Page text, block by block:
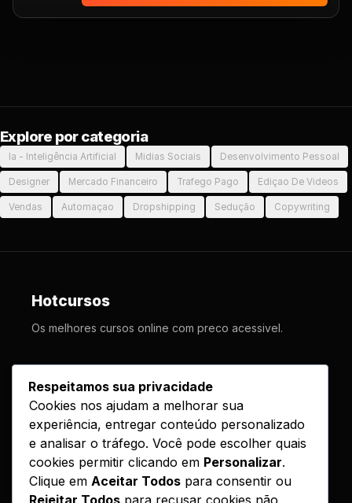
Explore por categoria
Ia - Inteligência Artificial Midias Sociais Desenvolvimento Pessoal
Designer Mercado Financeiro Trafego Pago Ediçao De Videos
Vendas Automaçao Dropshipping Sedução Copywriting
Hotcursos
Os melhores cursos online com preco acessivel.
Cursos
Como Funciona
Contato
Politica de Entrega
Respeitamos sua privacidade
Cookies nos ajudam a melhorar sua
experiência, entregar conteúdo personalizado
e analisar o tráfego. Você pode escolher quais
cookies permitir clicando em Personalizar.
Clique em Aceitar Todos para consentir ou